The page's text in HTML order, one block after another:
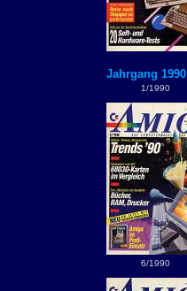
Jahrgang 1990
1/1990
6/1990